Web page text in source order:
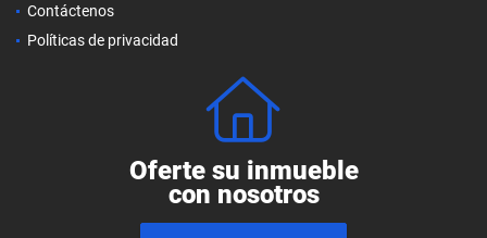
Contáctenos
Políticas de privacidad
Oferte su inmueble
con nosotros